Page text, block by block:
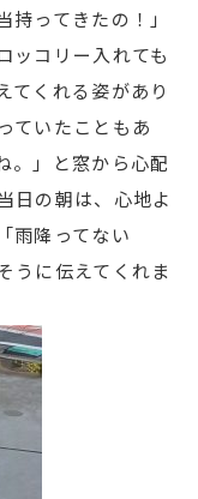
ってきたの！」
ッコリー入れても
てくれる姿があり
ていたこともあ
。」と窓から心配
日の朝は、心地よ
雨降ってない
うに伝えてくれま